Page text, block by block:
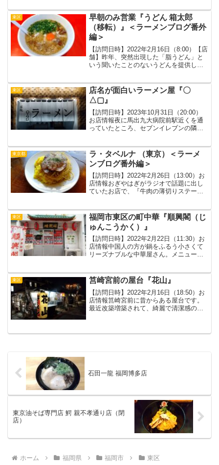
出てくるか分からないので、仕方なく南
福岡駅...
東区
早朝のみ営業『うどん 箱太郎
（移転）』＜ラーメンブログ番外
編＞
【訪問日時】2022年2月16日（8:00）【店
舗】昨年、突然出現した「脂うどん」と
いう聞いたことのないうどんを提供して
に閉店しており、営業時間も書いていな
かったので...
東区
店名が面白いラーメン屋『〇
△▢』
【訪問日時】2023年10月31日（20:00）
お店情報夜に馬出九大病院前駅近くを通
っていたところ、セブンイレブンの隣に
んが全く分かりませんでしたが、思わず
入ってしまい...
東京都
ラ・タベルナ （東京）＜ラーメ
ンブログ番外編＞
【訪問日時】2022年2月26日（13:00）お
店情報おぎやはぎがラジオで話題に出し
ていたお店で、『牛肉の薄切りステー
ことだったので気になってました。お店
自体は庶民的なイ...
東区
福岡市東区の町中華『順興閣（じ
ゅんこうかく）』
【訪問日時】2022年2月22日（11:30）お
店情報中国人の方が鍋をふるう小さくて
リーズナブルな中華屋さん。メニューが
注文。『五目そば』『担々麺』『五目炒
飯』『餃子』...
東区 筥崎宮前の屋台『花山』
【訪問日時】2022年2月16日（18:50）お
店情報筥崎宮前に昔からある屋台です。
最近改築増築されて、綺麗で清潔感のあ
石田一龍 福岡博多店
東京油そば専門店 鰐 親不孝通り店（閉
店）
ホーム 福岡県 福岡市 東区